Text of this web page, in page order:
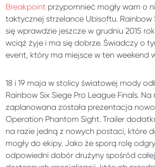
Breakpoint przypomnieć mogły wam o
taktycznej strzelance Ubisoftu. Rainbow
się wprawdzie jeszcze w grudniu 2015
wciąż żyje i ma się dobrze. Świadczy o
event, który ma miejsce w ten weekend
18 i 19 maja w stolicy światowej mody
Rainbow Six Siege Pro League Finals. Na
zaplanowana została prezentacja
Operation Phantom Sight. Trailer
na razie jedną z nowych postaci, które
mogły do ekipy. Jako że sporą rolę
odpowiedni dobór drużyny spośród